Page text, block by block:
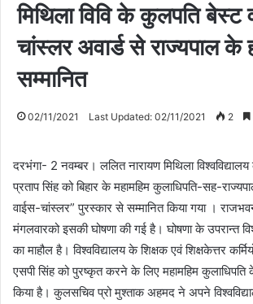
मिथिला विवि के कुलपति बेस्ट
चांस्लर अवार्ड से राज्यपाल के
सम्मानित
02/11/2021 Last Updated: 02/11/2021 2
दरभंगा- 2 नवम्बर। ललित नारायण मिथिला
प्रताप सिंह को बिहार के महामहिम कुलाधिपति-सह-
वाईस-चांस्लर” पुरस्कार से सम्मानित किया गया ।
मंगलवारको इसकी घोषणा की गई है। घोषणा के उपरान्त
का माहौल है। विश्वविद्यालय के शिक्षक एवं शिक्षकेत्तर
एसपी सिंह को पुरष्कृत करने के लिए महामहिम कुलाधिपति
किया है। कुलसचिव प्रो मुश्ताक अहमद ने अपने